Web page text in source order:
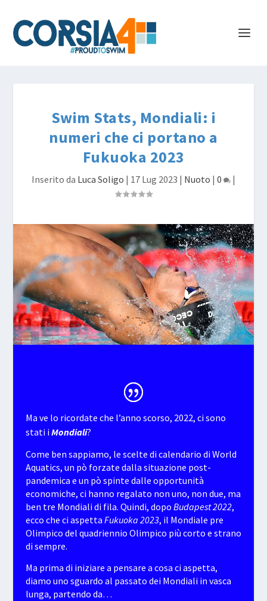
Swim Stats, Mondiali: i
numeri che ci portano a
Fukuoka 2023
Inserito da Luca Soligo | 17 Lug 2023 | Nuoto | 0 |
Ma ve lo ricordate che l’anno scorso, 2022, ci sono
stati iMondiali?
Come ben sappiamo, le scelte di calendario di World
Aquatics, un pò forzate dalla situazione post-
pandemica e un pò spinte dalle opportunità
economiche, ci hanno regalato non uno, non due, ma
ben tre Mondiali di fila. Quindi, dopo Budapest 2022,
ecco che ci aspetta Fukuoka 2023, il Mondiale pre
Olimpico del quadriennio Olimpico più corto e strano
di sempre.
Ma prima di iniziare a pensare a cosa ci aspetta,
diamo uno sguardo al passato dei Mondiali in vasca
lunga, partendo da…